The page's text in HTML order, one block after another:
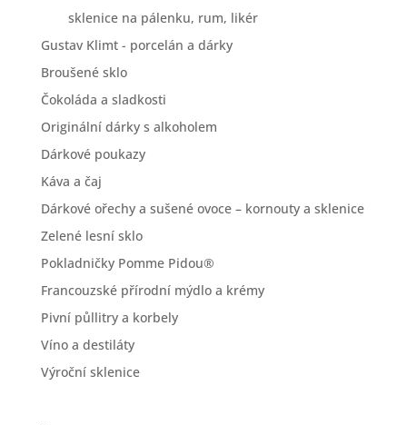
sklenice na pálenku, rum, likér
Gustav Klimt - porcelán a dárky
Broušené sklo
Čokoláda a sladkosti
Originální dárky s alkoholem
Dárkové poukazy
Káva a čaj
Dárkové ořechy a sušené ovoce – kornouty a sklenice
Zelené lesní sklo
Pokladničky Pomme Pidou®
Francouzské přírodní mýdlo a krémy
Pivní půllitry a korbely
Víno a destiláty
Výroční sklenice